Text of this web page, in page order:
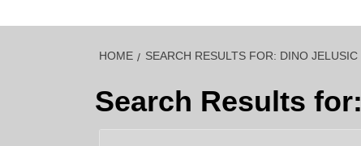
HOME SEARCH RESULTS FOR: DINO JELUSIC
Search Results for: